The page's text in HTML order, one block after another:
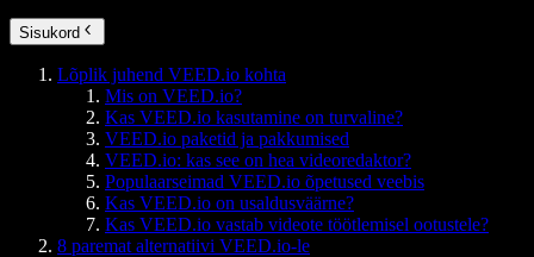
Sisukord
Lõplik juhend VEED.io kohta
Mis on VEED.io?
Kas VEED.io kasutamine on turvaline?
VEED.io paketid ja pakkumised
VEED.io: kas see on hea videoredaktor?
Populaarseimad VEED.io õpetused veebis
Kas VEED.io on usaldusväärne?
Kas VEED.io vastab videote töötlemisel ootustele?
8 paremat alternatiivi VEED.io-le